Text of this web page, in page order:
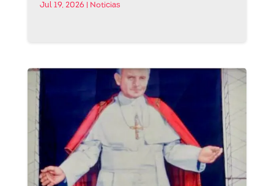
Jul 19, 2026 Noticias